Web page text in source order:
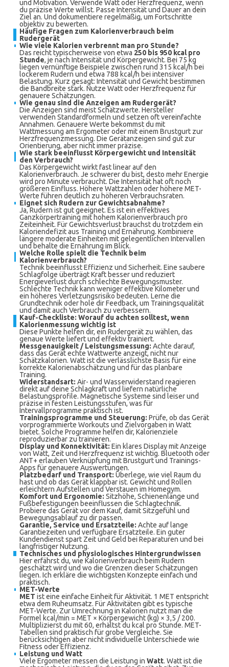
und Motivation. Verwende Watt oder Herzfrequenz, wenn
du präzise Werte willst. Passe Intensität und Dauer an dein
Ziel an. Und dokumentiere regelmäßig, um Fortschritte
objektiv zu bewerten.
Häufige Fragen zum Kalorienverbrauch beim
Rudergerät
Wie viele Kalorien verbrennt man pro Stunde?
Das reicht typischerweise von etwa 250 bis 950 kcal pro
Stunde, je nach Intensität und Körpergewicht. Bei 75 kg
liegen vernünftige Beispiele zwischen rund 315 kcal/h bei
lockerem Rudern und etwa 788 kcal/h bei intensiver
Belastung. Kurz gesagt: Intensität und Gewicht bestimmen
die Bandbreite stark. Nutze Watt oder Herzfrequenz für
genauere Schätzungen.
Wie genau sind die Anzeigen am Rudergerät?
Die Anzeigen sind meist Schätzwerte. Hersteller
verwenden Standardformeln und setzen oft vereinfachte
Annahmen. Genauere Werte bekommst du mit
Wattmessung am Ergometer oder mit einem Brustgurt zur
Herzfrequenzmessung. Die Gerätanzeigen sind gut zur
Orientierung, aber nicht immer präzise.
Wie stark beeinflusst Körpergewicht und Intensität
den Verbrauch?
Das Körpergewicht wirkt fast linear auf den
Kalorienverbrauch. Je schwerer du bist, desto mehr Energie
wird pro Minute verbraucht. Die Intensität hat oft noch
größeren Einfluss. Höhere Wattzahlen oder höhere MET-
Werte führen deutlich zu höheren Verbrauchsraten.
Eignet sich Rudern zur Gewichtsabnahme?
Ja, Rudern ist gut geeignet. Es ist ein effektives
Ganzkörpertraining mit hohem Kalorienverbrauch pro
Zeiteinheit. Für Gewichtsverlust brauchst du trotzdem ein
Kaloriendefizit aus Training und Ernährung. Kombiniere
längere moderate Einheiten mit gelegentlichen Intervallen
und behalte die Ernährung im Blick.
Welche Rolle spielt die Technik beim
Kalorienverbrauch?
Technik beeinflusst Effizienz und Sicherheit. Eine saubere
Schlagfolge überträgt Kraft besser und reduziert
Energieverlust durch schlechte Bewegungsmuster.
Schlechte Technik kann weniger effektive Kilometer und
ein höheres Verletzungsrisiko bedeuten. Lerne die
Grundtechnik oder hole dir Feedback, um Trainingsqualität
und damit auch Verbrauch zu verbessern.
Kauf-Checkliste: Worauf du achten solltest, wenn
Kalorienmessung wichtig ist
Diese Punkte helfen dir, ein Rudergerät zu wählen, das
genaue Werte liefert und effektiv trainiert.
Messgenauigkeit / Leistungsmessung: Achte darauf,
dass das Gerät echte Wattwerte anzeigt, nicht nur
Schätzkalorien. Watt ist die verlässlichste Basis für eine
korrekte Kalorienabschätzung und für das planbare
Training.
Widerstandsart: Air- und Wasserwiderstand reagieren
direkt auf deine Schlagkraft und liefern natürliche
Belastungsprofile. Magnetische Systeme sind leiser und
präzise in festen Leistungsstufen, was für
Intervallprogramme praktisch ist.
Trainingsprogramme und Steuerung: Prüfe, ob das Gerät
vorprogrammierte Workouts und Zielvorgaben in Watt
bietet. Solche Programme helfen dir, Kalorienziele
reproduzierbar zu trainieren.
Display und Konnektivität: Ein klares Display mit Anzeige
von Watt, Zeit und Herzfrequenz ist wichtig. Bluetooth oder
ANT+ erlauben Verknüpfung mit Brustgurt und Trainings-
Apps für genauere Auswertungen.
Platzbedarf und Transport: Überlege, wie viel Raum du
hast und ob das Gerät klappbar ist. Gewicht und Rollen
erleichtern Aufstellen und Verstauen im Homegym.
Komfort und Ergonomie: Sitzhöhe, Schienenlänge und
Fußbefestigungen beeinflussen die Schlagtechnik.
Probiere das Gerät vor dem Kauf, damit Sitzgefühl und
Bewegungsablauf zu dir passen.
Garantie, Service und Ersatzteile: Achte auf lange
Garantiezeiten und verfügbare Ersatzteile. Ein guter
Kundendienst spart Zeit und Geld bei Reparaturen und bei
langfristiger Nutzung.
Technisches und physiologisches Hintergrundwissen
Hier erfährst du, wie Kalorienverbrauch beim Rudern
geschätzt wird und wo die Grenzen dieser Schätzungen
liegen. Ich erkläre die wichtigsten Konzepte einfach und
praktisch.
MET-Werte
MET ist eine einfache Einheit für Aktivität. 1 MET entspricht
etwa dem Ruheumsatz. Für Aktivitäten gibt es typische
MET-Werte. Zur Umrechnung in Kalorien nutzt man die
Formel kcal/min = MET × Körpergewicht (kg) × 3,5 / 200.
Multiplizierst du mit 60, erhältst du kcal pro Stunde. MET-
Tabellen sind praktisch für grobe Vergleiche. Sie
berücksichtigen aber nicht individuelle Unterschiede wie
Fitness oder Effizienz.
Leistung und Watt
Viele Ergometer messen die Leistung in Watt. Watt ist die